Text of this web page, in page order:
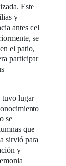
Este
y
antes del
se
el patio,
participar
tuvo lugar
se
que
sirvió para
y